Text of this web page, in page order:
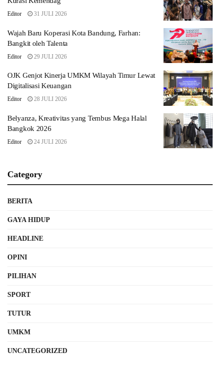
Editor 31 JULI 2026
Wajah Baru Koperasi Kota Bandung, Farhan:
Bangkit oleh Talenta
Editor 29 JULI 2026
OJK Genjot Kinerja UMKM Wilayah Timur Lewat
Digitalisasi Keuangan
Editor 28 JULI 2026
Belyanza, Kreativitas yang Tembus Mega Halal
Bangkok 2026
Editor 24 JULI 2026
Category
BERITA
GAYA HIDUP
HEADLINE
OPINI
PILIHAN
SPORT
TUTUR
UMKM
UNCATEGORIZED